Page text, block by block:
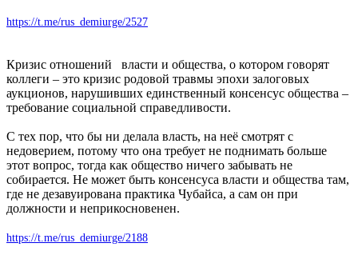
https://t.me/rus_demiurge/2527
Кризис отношений власти и общества, о котором говорят
коллеги – это кризис родовой травмы эпохи залоговых
аукционов, нарушивших единственный консенсус общества –
требование социальной справедливости.
С тех пор, что бы ни делала власть, на неё смотрят с
недоверием, потому что она требует не поднимать больше
этот вопрос, тогда как общество ничего забывать не
собирается. Не может быть консенсуса власти и общества там,
где не дезавуирована практика Чубайса, а сам он при
должности и неприкосновенен.
https://t.me/rus_demiurge/2188